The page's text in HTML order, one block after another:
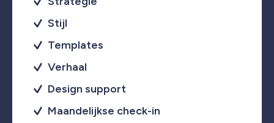
Stijl
Templates
Verhaal
Design support
Maandelijkse check-in